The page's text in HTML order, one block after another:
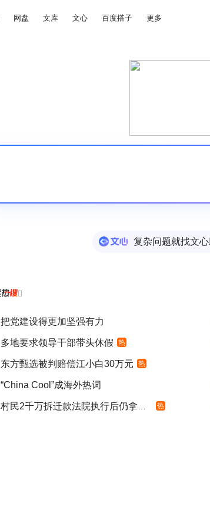
网盘 文库 文心 百度搭子 更多
复杂问题就找文

把党建设得更加坚强有力
多地要求领导干部带头休假 热
东方甄选被判赔偿江小白30万元 热
“China Cool”成海外热词
村民2千万拆迁款法院执行后仍拿不到 热